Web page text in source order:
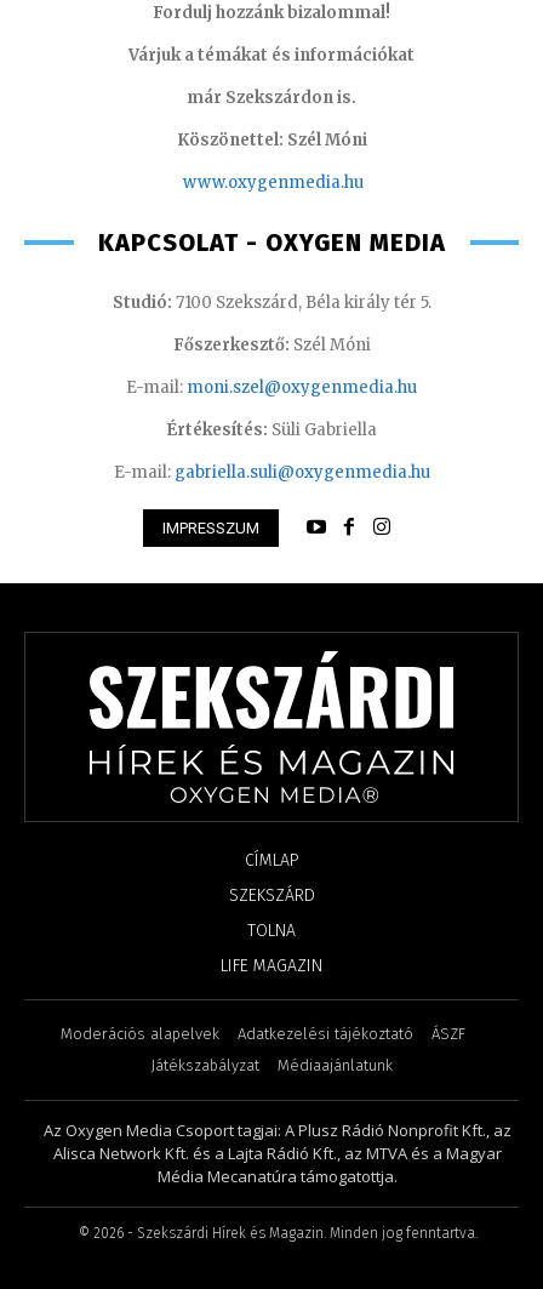
Fordulj hozzánk bizalommal!
Várjuk a témákat és információkat
már Szekszárdon is.
Köszönettel: Szél Móni
www.oxygenmedia.hu
KAPCSOLAT - OXYGEN MEDIA
Studió: 7100 Szekszárd, Béla király tér 5.
Főszerkesztő: Szél Móni
E-mail: moni.szel@oxygenmedia.hu
Értékesítés: Süli Gabriella
E-mail: gabriella.suli@oxygenmedia.hu
IMPRESSZUM
CÍMLAP
SZEKSZÁRD
TOLNA
LIFE MAGAZIN
Moderációs alapelvek Adatkezelési tájékoztató
ÁSZF
Játékszabályzat
Médiaajánlatunk
Az Oxygen Media Csoport tagjai: A Plusz Rádió Nonprofit Kft., az
Alisca Network Kft. és a Lajta Rádió Kft., az MTVA és a Magyar
Média Mecanatúra támogatottja.
© 2026- Szekszárdi Hírek és Magazin. Minden jog fenntartva.